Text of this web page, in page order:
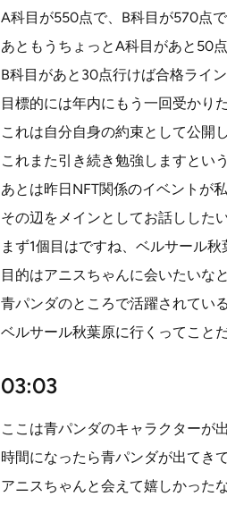
A科目が550点で、B科目が570点で
あともうちょっとA科目があと50
B科目があと30点行けば合格ライン
目標的には年内にもう一回受かり
これは自分自身の約束として公開
これまた引き続き勉強しますとい
あとは昨日NFT関係のイベントが
その辺をメインとしてお話しした
まず1個目はですね、ベルサール秋
目的はアニスちゃんに会いたいな
青パンダのところで活躍されてい
ベルサール秋葉原に行くってこと
03:03
ここは青パンダのキャラクターが
時間になったら青パンダが出てき
アニスちゃんと会えて嬉しかった